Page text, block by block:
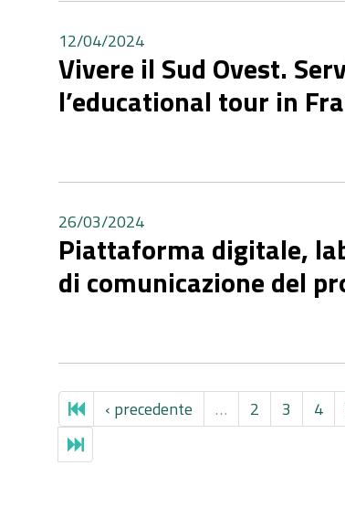
12/04/2024
Vivere il Sud Ovest.
l’educational tour in
26/03/2024
Piattaforma digitale,
di comunicazione del
‹ precedente … 2 3 4